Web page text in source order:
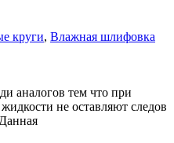
круги, Влажная шлифовка
аналогов тем что при
не оставляют следов